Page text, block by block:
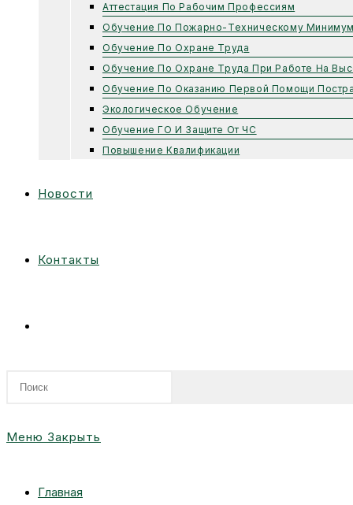
Аттестация По Рабочим Профессиям
Обучение По Пожарно-Техническому
Обучение По Охране Труда
Обучение По Охране Труда При Работе На
Обучение По Оказанию Первой Помощи
Экологическое Обучение
Обучение ГО И Защите От ЧС
Повышение Квалификации
Новости
Контакты
поиск
Меню Закрыть
Главная